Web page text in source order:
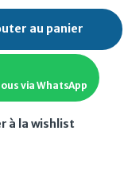
: Nouvelle
au panier
via WhatsApp
à la wishlist